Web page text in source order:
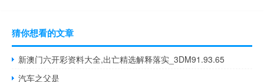
猜你想看的文章
新澳门六开彩资料大全,出亡精选解释落实_3DM91.93.65
汽车之父是